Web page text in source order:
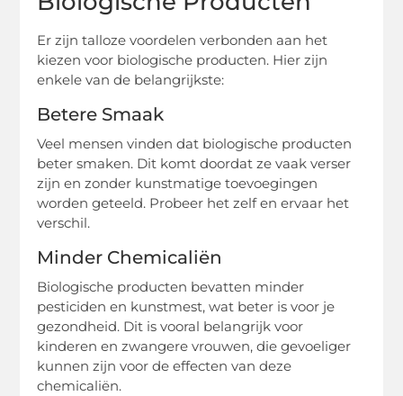
Er zijn talloze voordelen verbonden aan het
kiezen voor biologische producten. Hier zijn
enkele van de belangrijkste:
Betere Smaak
Veel mensen vinden dat biologische producten
beter smaken. Dit komt doordat ze vaak verser
zijn en zonder kunstmatige toevoegingen
worden geteeld. Probeer het zelf en ervaar het
verschil.
Minder Chemicaliën
Biologische producten bevatten minder
pesticiden en kunstmest, wat beter is voor je
gezondheid. Dit is vooral belangrijk voor
kinderen en zwangere vrouwen, die gevoeliger
kunnen zijn voor de effecten van deze
chemicaliën.